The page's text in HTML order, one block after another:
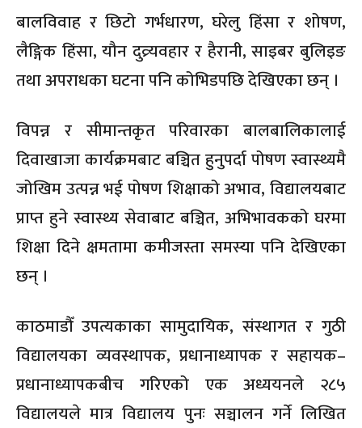
बालविवाह र छिटो गर्भधारण, घरेलु हिंसा र शोषण,
लैङ्गिक हिंसा, यौन दुव्र्यवहार र हैरानी, साइबर बुलिइङ
तथा अपराधका घटना पनि कोभिडपछि देखिएका छन् ।
विपन्न र सीमान्तकृत परिवारका बालबालिकालाई
दिवाखाजा कार्यक्रमबाट बञ्चित हुनुपर्दा पोषण स्वास्थ्यमै
जोखिम उत्पन्न भई पोषण शिक्षाको अभाव, विद्यालयबाट
प्राप्त हुने स्वास्थ्य सेवाबाट बञ्चित, अभिभावकको घरमा
शिक्षा दिने क्षमतामा कमीजस्ता समस्या पनि देखिएका
छन् ।
काठमाडौँ उपत्यकाका सामुदायिक, संस्थागत र गुठी
विद्यालयका व्यवस्थापक, प्रधानाध्यापक र सहायक–
प्रधानाध्यापकबीच गरिएको एक अध्ययनले २८५
विद्यालयले मात्र विद्यालय पुनः सञ्चालन गर्ने लिखित